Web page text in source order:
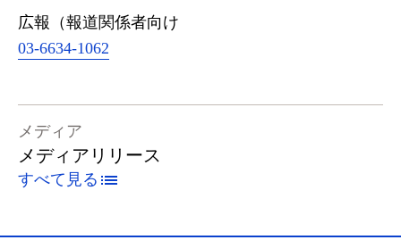
広報（報道関係者向け
03-6634-1062
メディア
メディアリリース
すべて見る